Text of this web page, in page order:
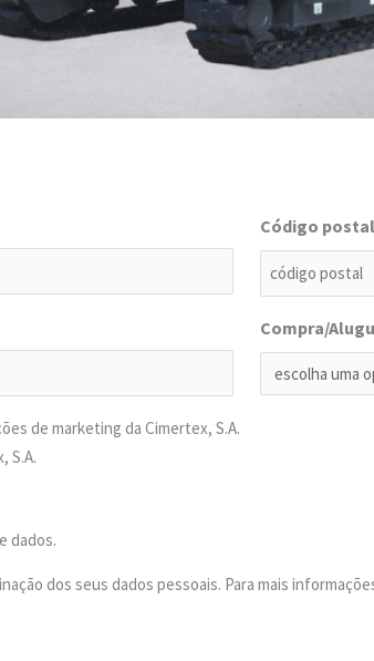
Código postal
Compra/
de marketing da Cimertex, S.A.
S.A.
dados.
dos seus dados pessoais. Para mais